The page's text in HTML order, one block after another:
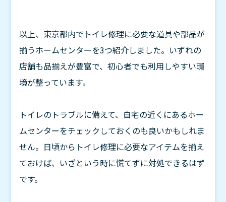
以上、東京都内でトイレ修理に必要な道具や部品が
揃うホームセンターを3つ紹介しました。いずれの
店舗も品揃えが豊富で、初心者でも利用しやすい環
境が整っています。
トイレのトラブルに備えて、自宅の近くにあるホー
ムセンターをチェックしておくのも良いかもしれま
せん。日頃からトイレ修理に必要なアイテムを揃え
ておけば、いざという時に慌てずに対処できるはず
です。